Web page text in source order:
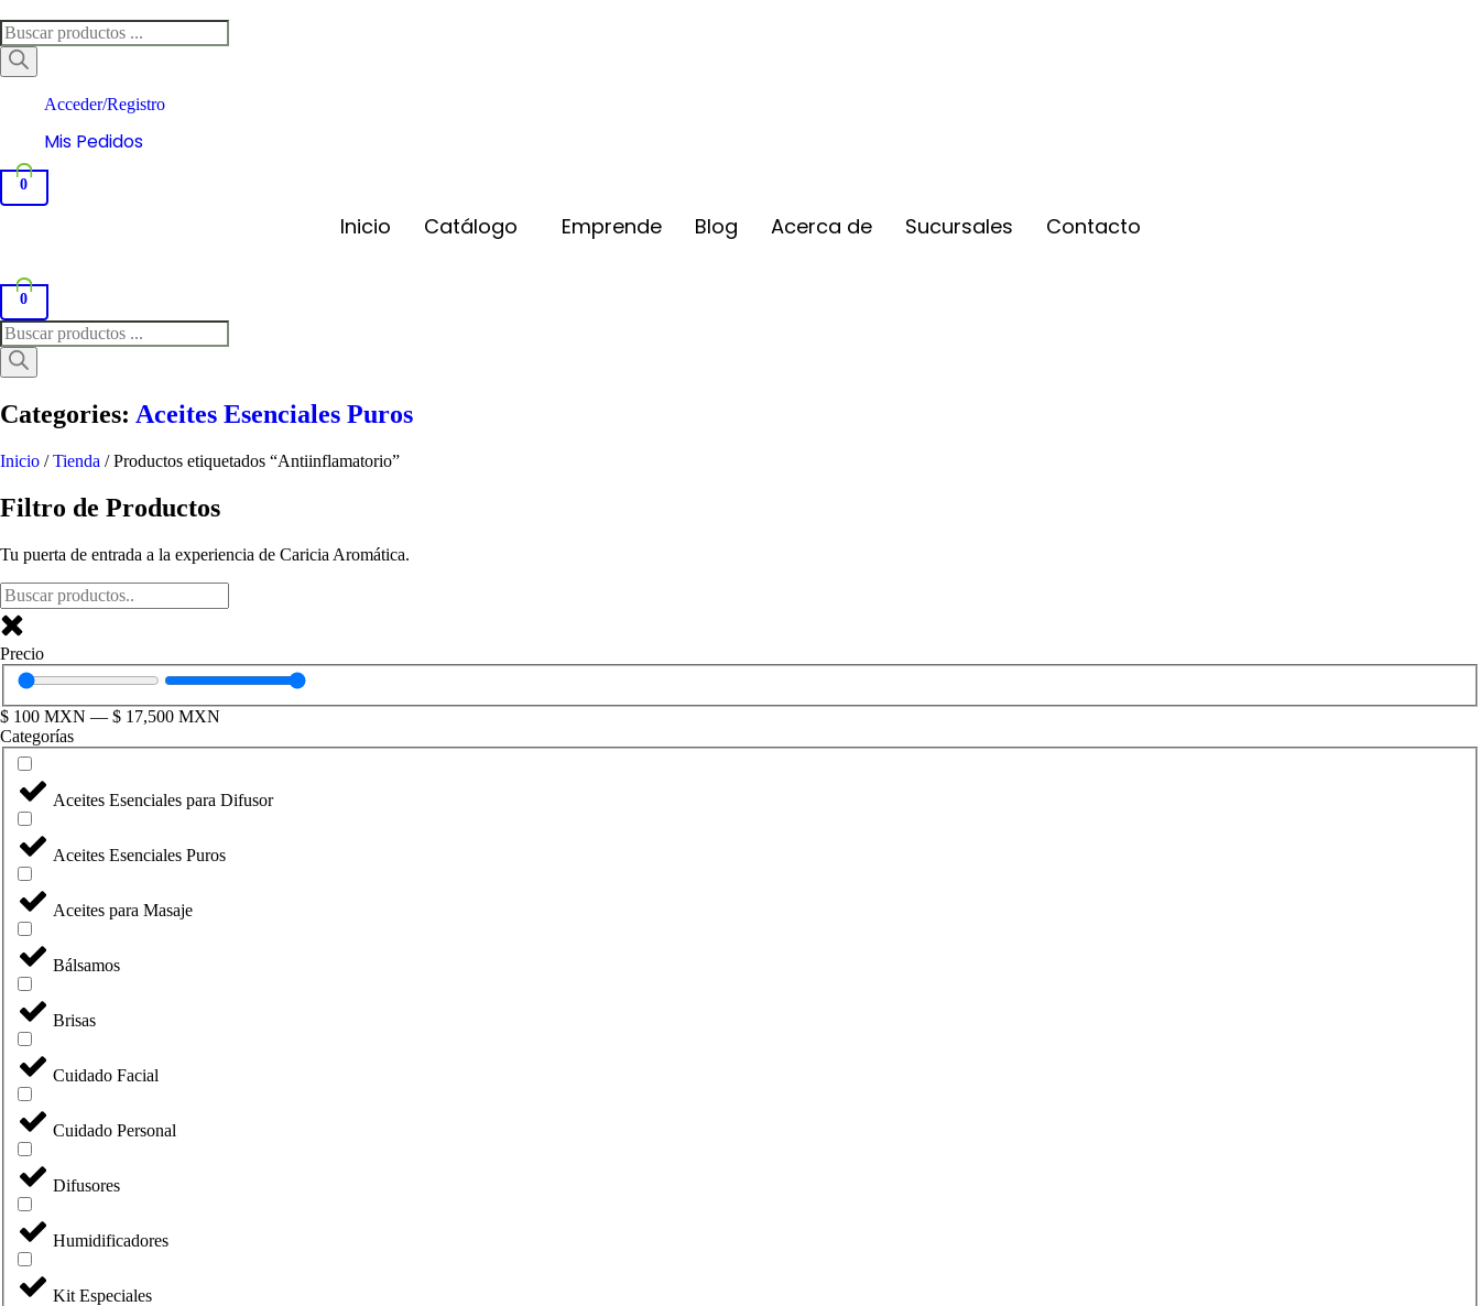
Búsqueda
de
productos
Acceder/Registro
Mis Pedidos
0
Inicio Catálogo Emprende Blog Acerca de Sucursales Contacto
0
Búsqueda
de
productos
Categories: Aceites Esenciales Puros
Inicio /Tienda / Productos etiquetados “Antiinflamatorio”
Filtro de Productos
Tu puerta de entrada a la experiencia de Caricia Aromática.
Precio
$ 100 MXN — $ 17,500 MXN
Categorías
Aceites Esenciales para Difusor
Aceites Esenciales Puros
Aceites para Masaje
Bálsamos
Brisas
Cuidado Facial
Cuidado Personal
Difusores
Humidificadores
Kit Especiales